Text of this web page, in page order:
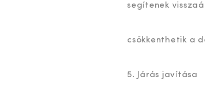
segítenek
csökkenthetik a
5. Járás javítása